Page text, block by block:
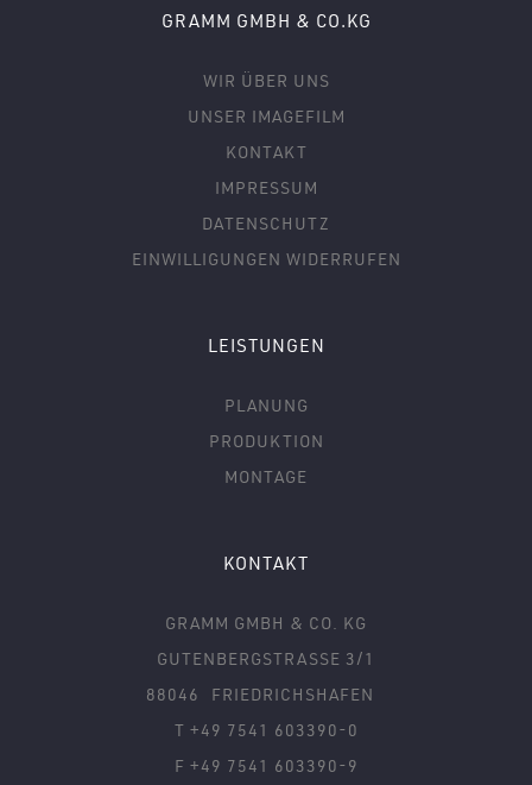
GRAMM GMBH & CO.KG
WIR ÜBER UNS
UNSER IMAGEFILM
KONTAKT
IMPRESSUM
DATENSCHUTZ
EINWILLIGUNGEN WIDERRUFEN
LEISTUNGEN
PLANUNG
PRODUKTION
MONTAGE
KONTAKT
GRAMM GMBH & CO. KG
GUTENBERGSTRASSE 3/1
88046
FRIEDRICHSHAFEN
T +49 7541 603390-0
F +49 7541 603390-9